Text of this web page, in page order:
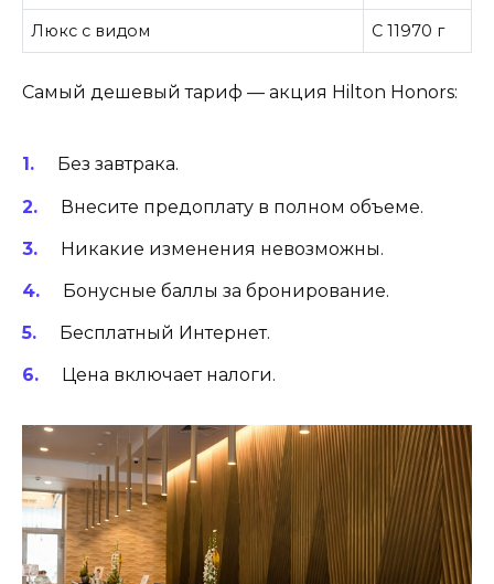
Люкс с видом С 11970 г
Самый дешевый тариф — акция Hilton Honors:
Без завтрака.
Внесите предоплату в полном объеме.
Никакие изменения невозможны.
Бонусные баллы за бронирование.
Бесплатный Интернет.
Цена включает налоги.